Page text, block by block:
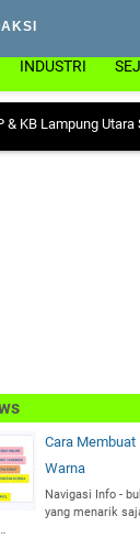
INDUSTRI
Utara
Cara Membuat
Warna
Navigasi Info -
yang menarik